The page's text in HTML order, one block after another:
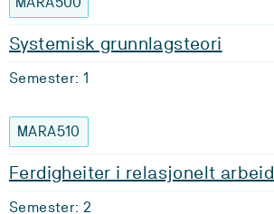
Systemisk grunnlagsteori
Semester: 1
MARA510
Ferdigheiter i relasjonelt arbeid
Semester: 2